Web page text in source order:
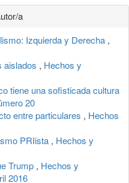
a
Izquierda y Derecha ,
aislados , Hechos y
tiene una sofisticada cultura
20
entre particulares , Hechos
PRIista , Hechos y
Trump , Hechos y
2016